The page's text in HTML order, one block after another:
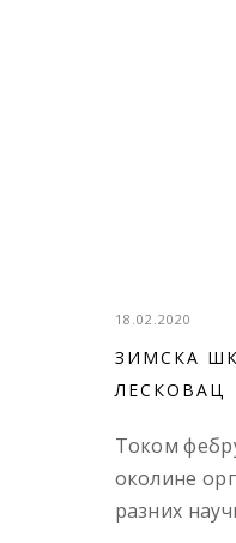
18.02.2020
ЗИМСКА
ЛЕСКОВАЦ
Током
околине
разних